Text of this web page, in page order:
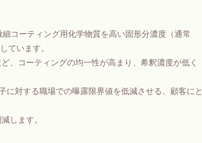
ーティング用化学物質を高い固形分濃度（通常
ています。
、コーティングの均一性が高まり、希釈濃度が低く
に対する職場での曝露限界値を低減させる、顧客にと
します。